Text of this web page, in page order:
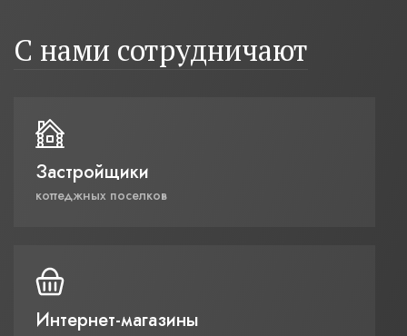
С нами сотрудничают
Застройщики
коттеджных поселков
Интернет-магазины